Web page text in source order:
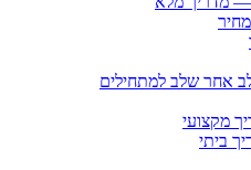
אחר שלב למתחילים